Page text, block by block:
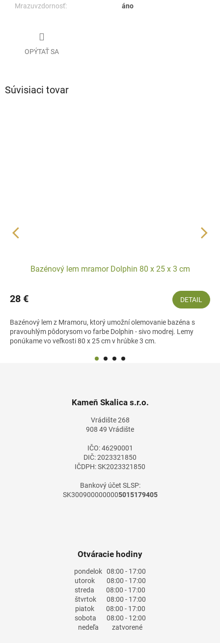
Mrazuvzdornosť:
áno
OPÝTAŤ SA
Súvisiaci tovar
Bazénový lem mramor Dolphin 80 x 25 x 3 cm
28 € DETAIL
Bazénový lem z Mramoru, ktorý umožní olemovanie bazéna s
pravouhlým pôdorysom vo farbe Dolphin - sivo modrej. Lemy
ponúkame vo veľkosti 80 x 25 cm v hrúbke 3 cm.
Kameň Skalica s.r.o.
Vrádište 268
908 49 Vrádište
IČO: 46290001
DIČ: 2023321850
IČDPH: SK2023321850
Bankový účet SLSP:
SK3009000000005015179405
Otváracie hodiny
pondelok 08:00 - 17:00
utorok08:00 - 17:00
streda 08:00 - 17:00
štvrtok08:00 - 17:00
piatok08:00 - 17:00
sobota 08:00 - 12:00
nedeľa zatvorené